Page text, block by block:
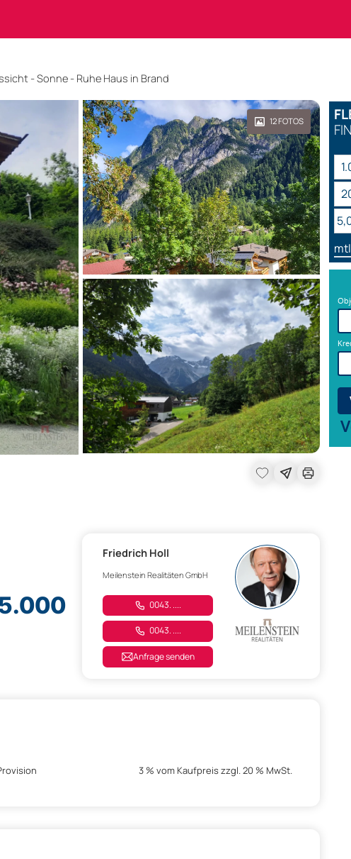
- Sonne - Ruhe Haus in Brand
12FOTOS
Friedrich Holl
Meilenstein Realitäten GmbH
0043. ....
0043. ....
Anfrage senden
3 % vom Kaufpreis zzgl. 20 % MwSt.